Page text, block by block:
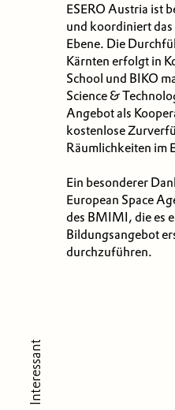
ESERO Austria ist
und koordiniert
Ebene. Die
Kärnten erfolgt in
School und BIKO
Science &
Angebot als
kostenlose
Räumlichkeiten im
Ein besonderer
European Space
des BMIMI, die es
Bildungsangebot
durchzuführen.
Interessant